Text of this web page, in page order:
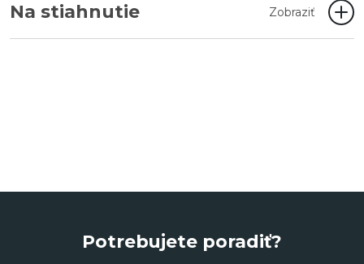
Na stiahnutie Zobraziť
Potrebujete poradiť?